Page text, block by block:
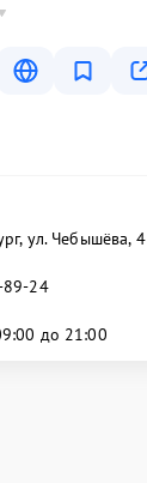
ул. Чебышёва, 4
89-24
до 21:00